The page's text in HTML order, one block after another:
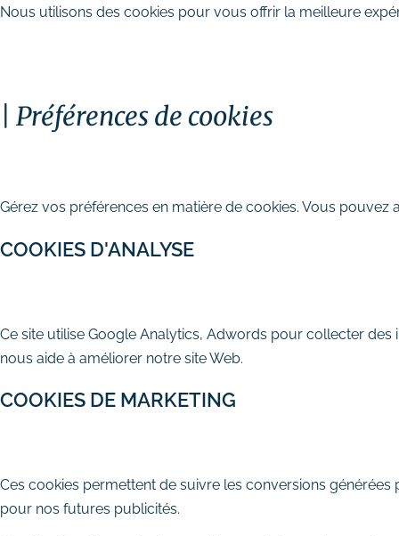
Nous utilisons des cookies pour vous offrir la meilleure
Préférences de cookies
Gérez vos préférences en matière de cookies. Vous
COOKIES D'ANALYSE
Ce site utilise Google Analytics, Adwords pour collecter
nous aide à améliorer notre site Web.
COOKIES DE MARKETING
Ces cookies permettent de suivre les conversions
pour nos futures publicités.
Création et refonte de site internet
# Site internet TPE & PME
sites
# Référencement naturel (SEO)